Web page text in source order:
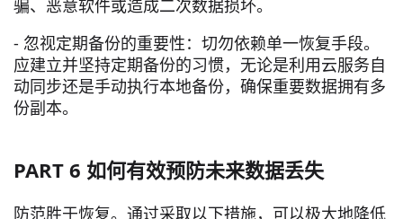
骗、恶意软件或造成二次数据损坏。
- 忽视定期备份的重要性：切勿依赖单一恢复手段。
应建立并坚持定期备份的习惯，无论是利用云服务自
动同步还是手动执行本地备份，确保重要数据拥有多
份副本。
PART 6 如何有效预防未来数据丢失
防范胜于恢复。通过采取以下措施，可以极大地降低